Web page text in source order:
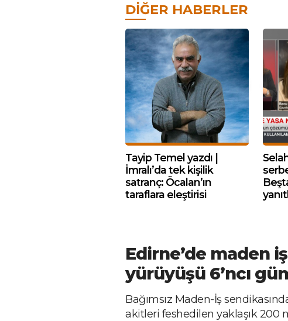
DIĞER HABERLER
Tayip Temel yazdı |
İmralı’da tek kişilik
satranç: Öcalan’ın
taraflara eleştirisi
Edirne’de maden
yürüyüşü 6’ncı
Bağımsız Maden-İş
akitleri feshedilen yaklaşık 200